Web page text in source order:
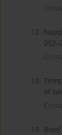
12.
13.
of
14.